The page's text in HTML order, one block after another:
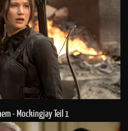
- Mockingjay Teil 1